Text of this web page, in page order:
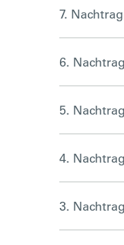
7.
6.
5.
4.
3.